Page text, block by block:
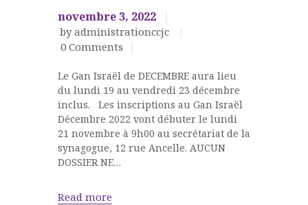
LOCATION DE SALLE
CONTACT
ACQUISITION DU
CENTRE
DONS
novembre 3, 2022
by administrationccjc
0 Comments
Le Gan Israël de DECEMBRE aura lieu
du lundi 19 au vendredi 23 décembre
inclus. Les inscriptions au Gan Israël
Décembre 2022 vont débuter le lundi
21 novembre à 9h00 au secrétariat de la
synagogue, 12 rue Ancelle. AUCUN
DOSSIER NE…
Read more